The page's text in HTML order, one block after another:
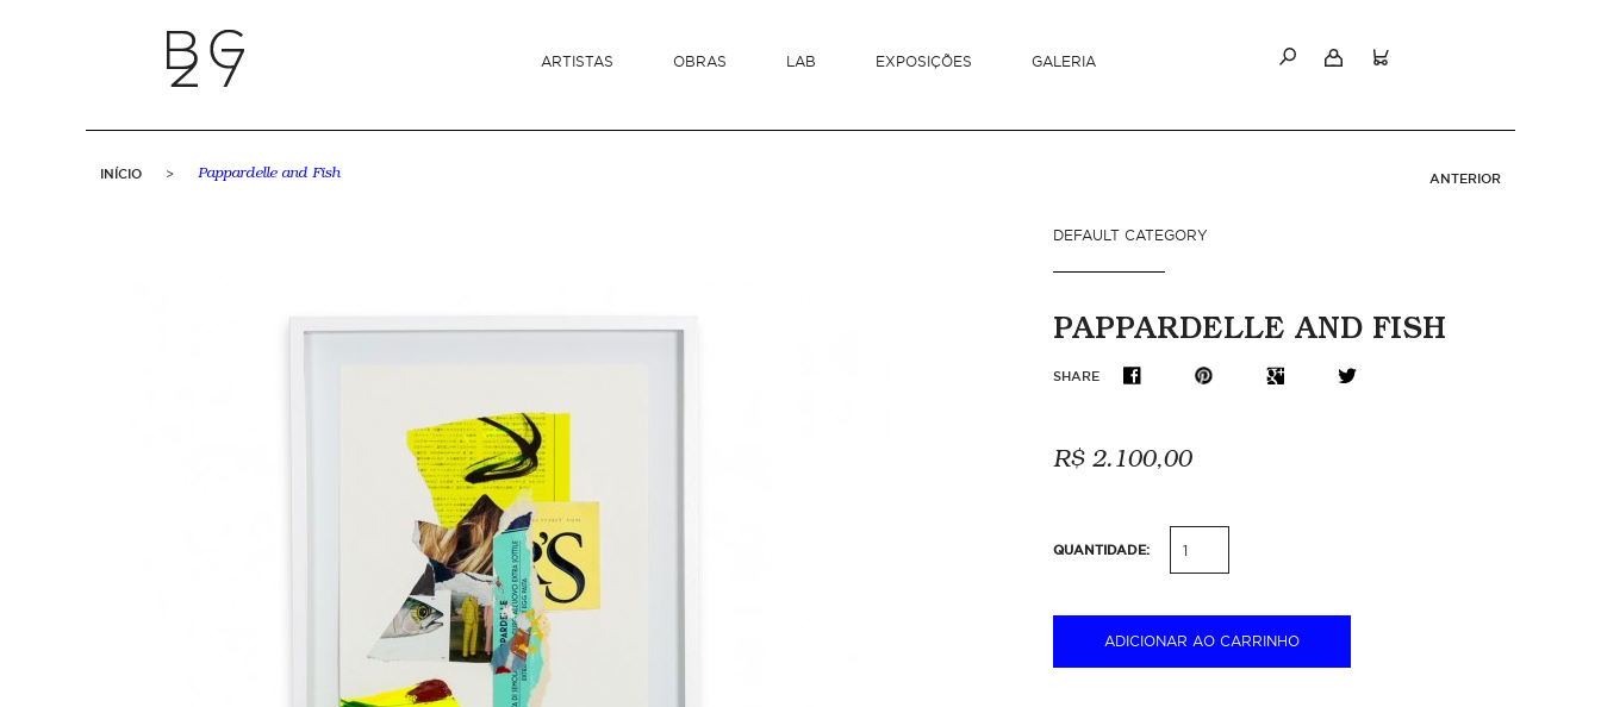
ARTISTAS OBRAS LAB EXPOSIÇÕES GALERIA
INÍCIO > Pappardelle and Fish ANTERIOR
DEFAULT CATEGORY
PAPPARDELLE AND FISH
SHARE
R$ 2.100,00
QUANTIDADE:
ADICIONAR AO CARRINHO